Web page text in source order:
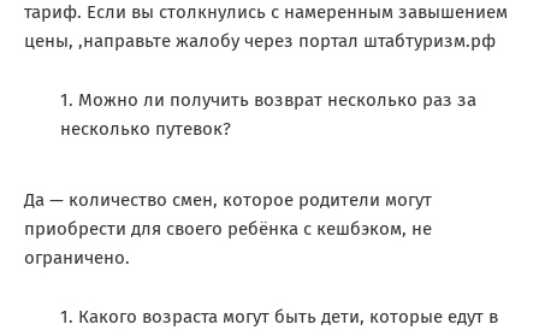
тариф. Если вы столкнулись с намеренным завышением
цены, ,направьте жалобу через портал штабтуризм.рф
Можно ли получить возврат несколько раз за
несколько путевок?
Да — количество смен, которое родители могут
приобрести для своего ребёнка с кешбэком, не
ограничено.
Какого возраста могут быть дети, которые едут в